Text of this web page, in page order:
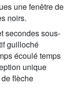
une fenêtre de
noirs.
secondes sous-
guilloché
écoulé temps
unique
flèche